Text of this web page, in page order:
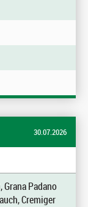
30.07.2026
Padano
Cremiger